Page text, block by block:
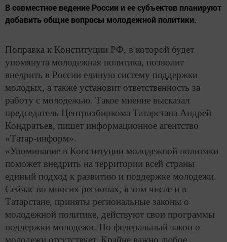
В совместное ведение России и ее субъектов планируют
добавить общие вопросы молодежной политики.
Поправка к Конституции РФ, в которой будет
упомянута молодежная политика, позволит
внедрить в России единую систему поддержки
молодых, а также установит ответственность за
работу с молодежью. Такое мнение высказал
председатель Центризбиркома Татарстана Андрей
Кондратьев, пишет информационное агентство
«Татар-информ».
«Упоминание в Конституции молодежной политики
поможет внедрить на территории всей страны
единый подход к развитию и поддержке молодежи.
Сейчас во многих регионах, в том числе и в
Татарстане, приняты региональные законы о
молодежной политике, действуют свои программы
поддержки молодежи. Но федеральный закон о
молодежи отсутствует. Крайне важно любое